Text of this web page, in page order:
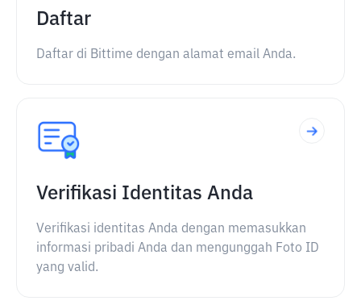
Daftar
Daftar di Bittime dengan alamat email Anda.
Verifikasi Identitas Anda
Verifikasi identitas Anda dengan memasukkan
informasi pribadi Anda dan mengunggah Foto ID
yang valid.